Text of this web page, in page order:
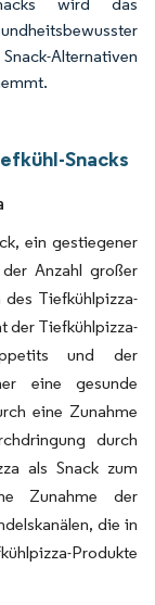
Alternativen
Snacks
ein gestiegener
Anzahl großer
Tiefkühlpizza-
der Tiefkühlpizza-
und der
eine gesunde
eine Zunahme
durch
als Snack zum
Zunahme der
die in
Produkte